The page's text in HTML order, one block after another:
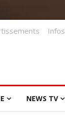
Infos
NEWS TV